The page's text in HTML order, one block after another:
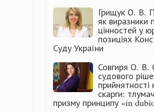
Грищук О. В.
як виразники
цінностей у
позиціях
Суду України
Совгиря О. В.
судового
прийнятності
скарги:
призму принципу «in